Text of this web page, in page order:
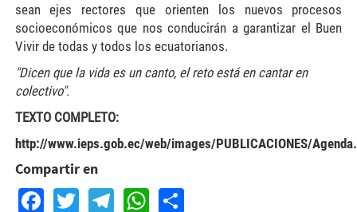
sean ejes rectores que orienten los nuevos procesos
socioeconómicos que nos conducirán a garantizar el Buen
Vivir de todas y todos los ecuatorianos.
"Dicen que la vida es un canto, el reto está en cantar en
colectivo".
TEXTO COMPLETO:
http://www.ieps.gob.ec/web/images/PUBLICACIONES/
Compartir en
Facebook
TwitterTelegram
WhatsApp
Share